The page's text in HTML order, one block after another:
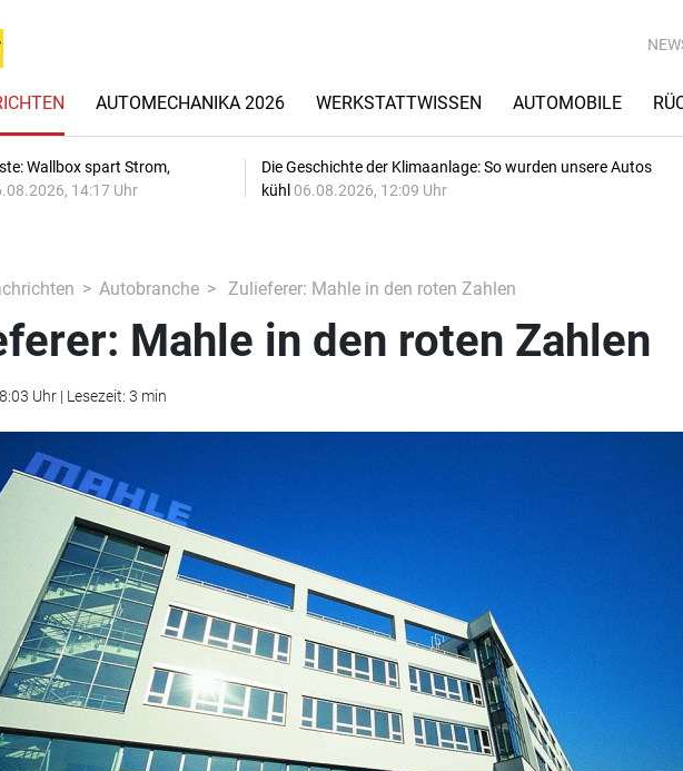
AUTOMECHANIKA 2026 WERKSTATTWISSEN AUTOMOBILE
Wallbox spart Strom,
14:17 Uhr
Die Geschichte der Klimaanlage: So wurden unsere Autos
kühl 06.08.2026, 12:09 Uhr
Autobranche Zulieferer: Mahle in den roten Zahlen
Mahle in den roten Zahlen
Uhr | Lesezeit: 3 min